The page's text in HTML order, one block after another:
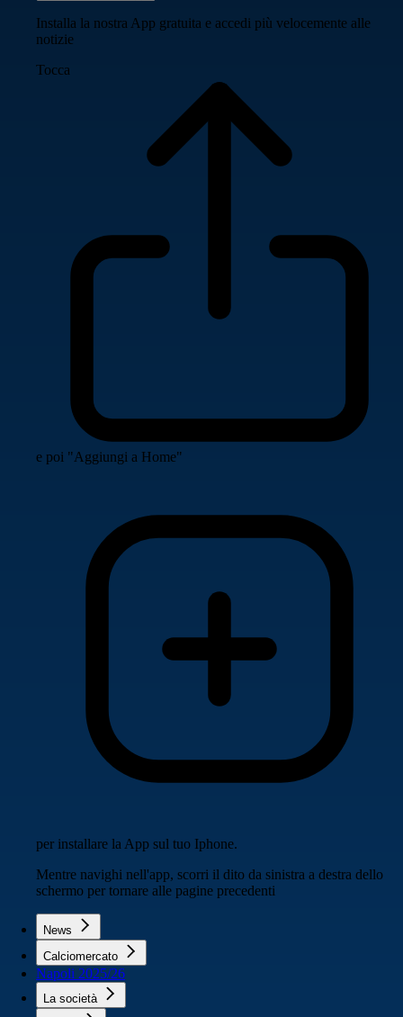
Installa la nostra App gratuita e accedi più velocemente alle
notizie
Tocca
e poi "Aggiungi a Home"
per installare la App sul tuo Iphone.
Mentre navighi nell'app, scorri il dito da sinistra a destra dello
schermo per tornare alle pagine precedenti
News
Calciomercato
Napoli 2025/26
La società